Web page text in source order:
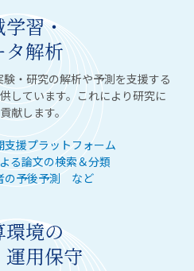
学習・
タ解析
・研究の解析や予測を支援する
しています。これにより研究に
献します。
援プラットフォーム
る論文の検索＆分類
の予後予測 など
環境の
運用保守